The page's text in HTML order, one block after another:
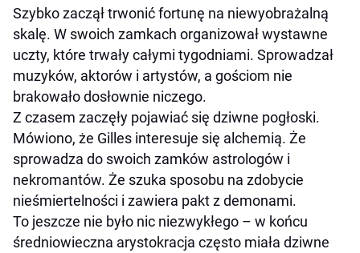
Szybko zaczął trwonić fortunę na niewyobrażalną
skalę. W swoich zamkach organizował wystawne
uczty, które trwały całymi tygodniami. Sprowadzał
muzyków, aktorów i artystów, a gościom nie
brakowało dosłownie niczego.
Z czasem zaczęły pojawiać się dziwne pogłoski.
Mówiono, że Gilles interesuje się alchemią. Że
sprowadza do swoich zamków astrologów i
nekromantów. Że szuka sposobu na zdobycie
nieśmiertelności i zawiera pakt z demonami.
To jeszcze nie było nic niezwykłego – w końcu
średniowieczna arystokracja często miała dziwne